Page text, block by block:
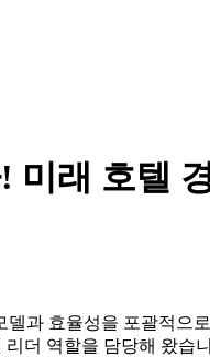
미래 호텔
과 효율성을 포괄적으
더 역할을 담당해 왔습